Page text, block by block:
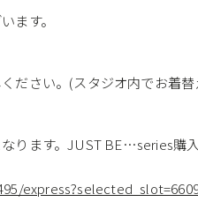
ます。
ださい。(スタジオ内でお着
ります。JUST BE…series購